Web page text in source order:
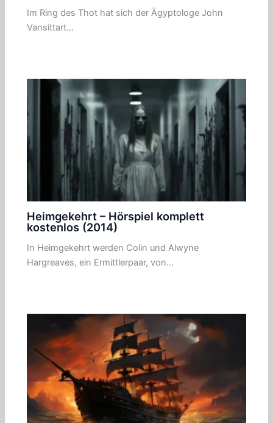
Im Ring des Thot hat sich der Ägyptologe John
Vansittart…
Heimgekehrt – Hörspiel komplett
kostenlos (2014)
In Heimgekehrt werden Colin und Alwyne
Hargreaves, ein Ermittlerpaar, von…